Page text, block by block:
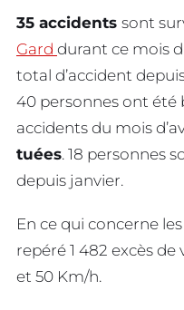
35 accidents sont
Gard durant ce mois
total d’accident
40 personnes ont été
accidents du mois
tuées. 18 personnes
depuis janvier.
En ce qui concerne
repéré 1 482 excès
et 50 Km/h.